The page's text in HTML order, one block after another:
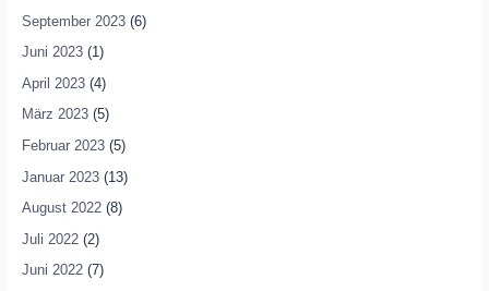
September 2023(6)
Juni 2023(1)
April 2023(4)
März 2023(5)
Februar 2023(5)
Januar 2023(13)
August 2022(8)
Juli 2022(2)
Juni 2022(7)